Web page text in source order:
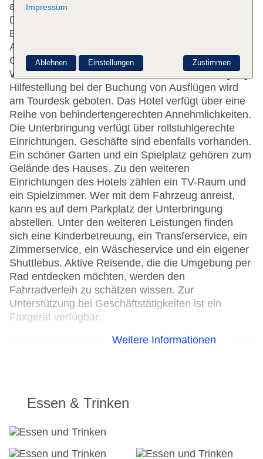
auf 7 Etagen, die mit einem Aufzug erreichbar sind.
Das mehrsprachige Personal an der Rezeption im
Empfangsbereich steht zur Seite beim Ein- und
Auschecken. Zur Einrichtung gehören eine
Gepäckaufbewahrung, ein Safe und eine
Wechselstube. Im Haus steht WLAN zur Verfügung.
Hilfestellung bei der Buchung von Ausflügen wird
am Tourdesk geboten. Das Hotel verfügt über eine
Reihe von behindertengerechten Annehmlichkeiten.
Die Unterbringung verfügt über rollstuhlgerechte
Einrichtungen. Geschäfte sind ebenfalls vorhanden.
Ein schöner Garten und ein Spielplatz gehören zum
Gelände des Hauses. Zu den weiteren
Einrichtungen des Hotels zählen ein TV-Raum und
ein Spielzimmer. Wer mit dem Fahrzeug anreist,
kann es auf dem Parkplatz der Unterbringung
abstellen. Unter den weiteren Leistungen finden
sich eine Kinderbetreuung, ein Transferservice, ein
Zimmerservice, ein Wäscheservice und ein eigener
Shuttlebus. Aktive Reisende, die die Umgebung per
Rad entdecken möchten, werden den
Fahrradverleih zu schätzen wissen. Zur
Unterstützung bei Geschäftstätigkeiten ist ein
Faxgerät verfügbar.
Konferenzraum
Garten: ohne Gebühr
WLAN/WiFi im Hotel
Letzte umfassende Renovierung: 1997
Weitere Informationen
Essen & Trinken
Impressum
Zustimmen
Ablehnen Einstellungen